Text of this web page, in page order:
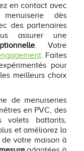
en contact avec
dès
des partenaires
assurer une
. Votre
. Faites
pour
meilleurs choix
de menuiseries
en PVC, des
volets battants,
et améliorez la
votre maison à